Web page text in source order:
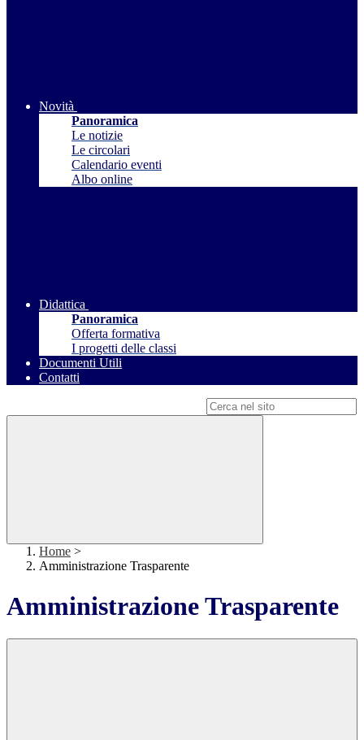
Novità
Panoramica
Le notizie
Le circolari
Calendario eventi
Albo online
Didattica
Panoramica
Offerta formativa
I progetti delle classi
Documenti Utili
Contatti
Home >
Amministrazione Trasparente
Amministrazione Trasparente